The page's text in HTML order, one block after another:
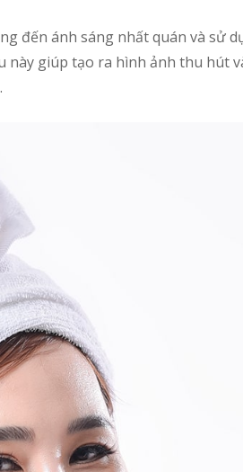
đến ánh sáng nhất quán và sử
này giúp tạo ra hình ảnh thu hút